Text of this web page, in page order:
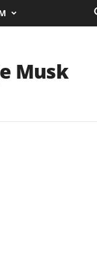
Musk